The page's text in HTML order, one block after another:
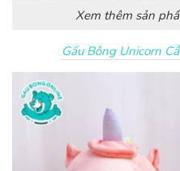
Xem thêm sản
Gấu Bông Unicorn